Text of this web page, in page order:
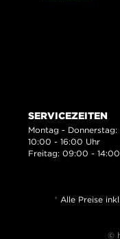
SERVICEZEITEN
Montag - Donnerstag:
10:00 - 16:00 Uhr
Freitag: 09:00 -
* Alle Preise
©